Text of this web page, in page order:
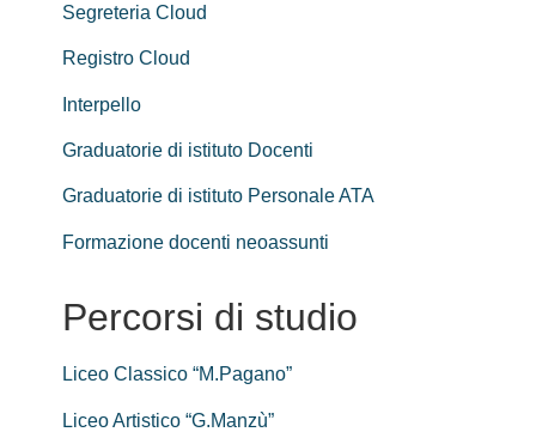
Segreteria Cloud
Registro Cloud
Interpello
Graduatorie di istituto Docenti
Graduatorie di istituto Personale ATA
Formazione docenti neoassunti
Percorsi di studio
Liceo Classico “M.Pagano”
Liceo Artistico “G.Manzù”